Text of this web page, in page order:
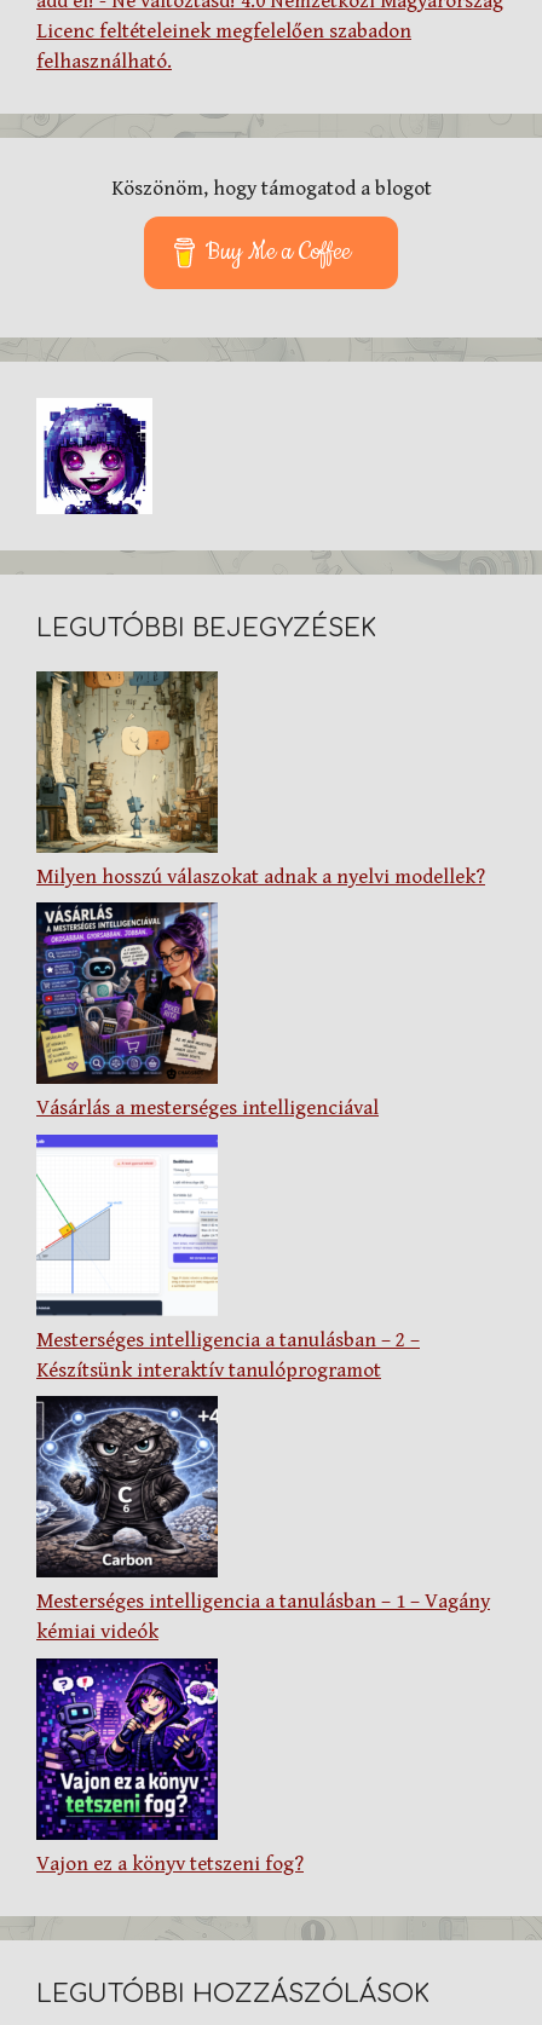
Licenc feltételeinek megfelelően szabadon
felhasználható.
Köszönöm, hogy támogatod a blogot
Buy Me a Coffee
LEGUTÓBBI BEJEGYZÉSEK
Milyen hosszú válaszokat adnak a nyelvi modellek?
Vásárlás a mesterséges intelligenciával
Mesterséges intelligencia a tanulásban – 2 –
Készítsünk interaktív tanulóprogramot
Mesterséges intelligencia a tanulásban – 1 – Vagány
kémiai videók
Vajon ez a könyv tetszeni fog?
LEGUTÓBBI HOZZÁSZÓLÁSOK